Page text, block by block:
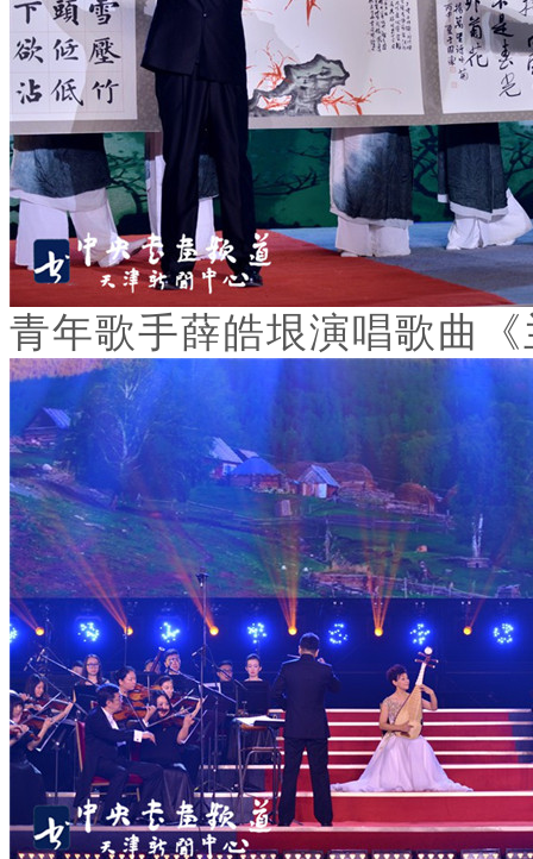
青年歌手薛皓垠演唱歌曲